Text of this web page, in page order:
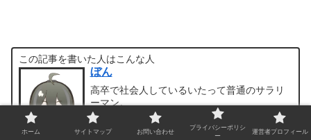
この記事を書いた人はこんな人
ぼん
高卒で社会人しているいたって普通のサラリ
ーマン。
保有資格：応用情報技術者、基本情報技術
者、簿記２級・３級
ホーム サイトマップ お問い合わせ
プライバシーポリシ
ー
運営者プロフィール